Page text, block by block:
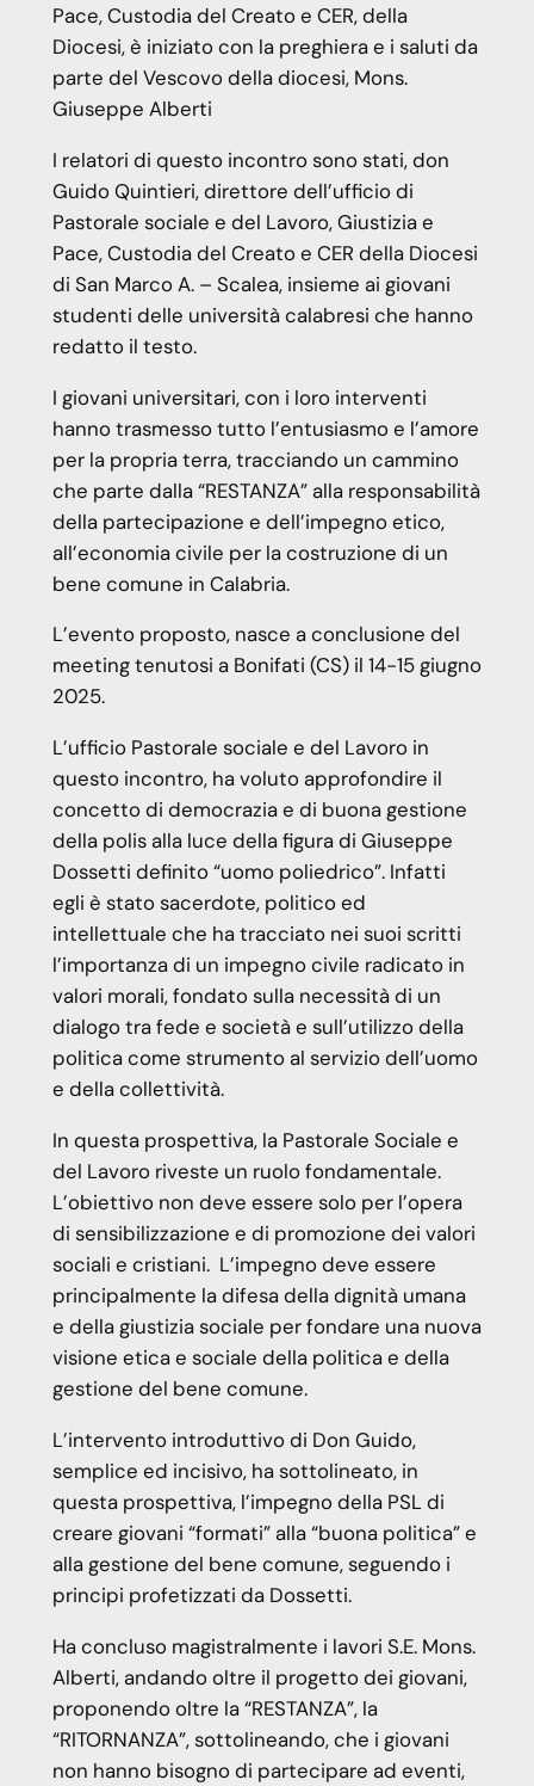
Pace, Custodia del Creato e CER, della
Diocesi, è iniziato con la preghiera e i saluti da
parte del Vescovo della diocesi, Mons.
Giuseppe Alberti
I relatori di questo incontro sono stati, don
Guido Quintieri, direttore dell’ufficio di
Pastorale sociale e del Lavoro, Giustizia e
Pace, Custodia del Creato e CER della Diocesi
di San Marco A. – Scalea, insieme ai giovani
studenti delle università calabresi che hanno
redatto il testo.
I giovani universitari, con i loro interventi
hanno trasmesso tutto l’entusiasmo e l’amore
per la propria terra, tracciando un cammino
che parte dalla “RESTANZA” alla responsabilità
della partecipazione e dell’impegno etico,
all’economia civile per la costruzione di un
bene comune in Calabria.
L’evento proposto, nasce a conclusione del
meeting tenutosi a Bonifati (CS) il 14-15 giugno
2025.
L’ufficio Pastorale sociale e del Lavoro in
questo incontro, ha voluto approfondire il
concetto di democrazia e di buona gestione
della polis alla luce della figura di Giuseppe
Dossetti definito “uomo poliedrico”. Infatti
egli è stato sacerdote, politico ed
intellettuale che ha tracciato nei suoi scritti
l’importanza di un impegno civile radicato in
valori morali, fondato sulla necessità di un
dialogo tra fede e società e sull’utilizzo della
politica come strumento al servizio dell’uomo
e della collettività.
In questa prospettiva, la Pastorale Sociale e
del Lavoro riveste un ruolo fondamentale.
L’obiettivo non deve essere solo per l’opera
di sensibilizzazione e di promozione dei valori
sociali e cristiani. L’impegno deve essere
principalmente la difesa della dignità umana
e della giustizia sociale per fondare una nuova
visione etica e sociale della politica e della
gestione del bene comune.
L’intervento introduttivo di Don Guido,
semplice ed incisivo, ha sottolineato, in
questa prospettiva, l’impegno della PSL di
creare giovani “formati” alla “buona politica” e
alla gestione del bene comune, seguendo i
principi profetizzati da Dossetti.
Ha concluso magistralmente i lavori S.E. Mons.
Alberti, andando oltre il progetto dei giovani,
proponendo oltre la “RESTANZA”, la
“RITORNANZA”, sottolineando, che i giovani
non hanno bisogno di partecipare ad eventi,